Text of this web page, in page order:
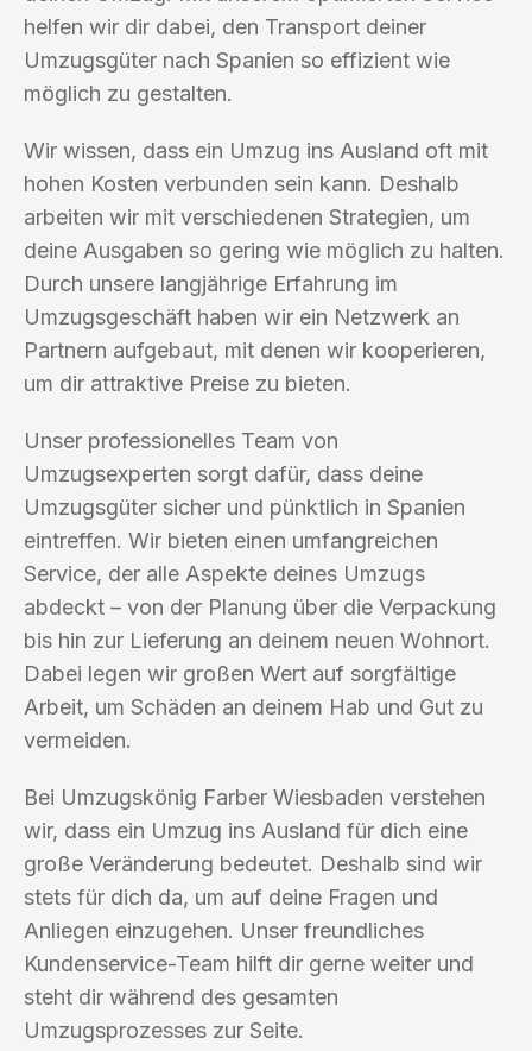
helfen wir dir dabei, den Transport deiner
Umzugsgüter nach Spanien so effizient wie
möglich zu gestalten.
Wir wissen, dass ein Umzug ins Ausland oft mit
hohen Kosten verbunden sein kann. Deshalb
arbeiten wir mit verschiedenen Strategien, um
deine Ausgaben so gering wie möglich zu halten.
Durch unsere langjährige Erfahrung im
Umzugsgeschäft haben wir ein Netzwerk an
Partnern aufgebaut, mit denen wir kooperieren,
um dir attraktive Preise zu bieten.
Unser professionelles Team von
Umzugsexperten sorgt dafür, dass deine
Umzugsgüter sicher und pünktlich in Spanien
eintreffen. Wir bieten einen umfangreichen
Service, der alle Aspekte deines Umzugs
abdeckt – von der Planung über die Verpackung
bis hin zur Lieferung an deinem neuen Wohnort.
Dabei legen wir großen Wert auf sorgfältige
Arbeit, um Schäden an deinem Hab und Gut zu
vermeiden.
Bei Umzugskönig Farber Wiesbaden verstehen
wir, dass ein Umzug ins Ausland für dich eine
große Veränderung bedeutet. Deshalb sind wir
stets für dich da, um auf deine Fragen und
Anliegen einzugehen. Unser freundliches
Kundenservice-Team hilft dir gerne weiter und
steht dir während des gesamten
Umzugsprozesses zur Seite.